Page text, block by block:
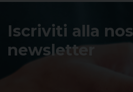
Iscriviti alla
newsletter